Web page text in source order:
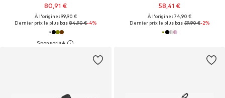
80,91 €
À l'origine : 99,90 €
Dernier prix le plus bas :84,90 €-4%
58,41 €
À l'origine : 74,90 €
Dernier prix le plus bas :59,90 €-2%